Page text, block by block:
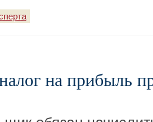
на прибыль